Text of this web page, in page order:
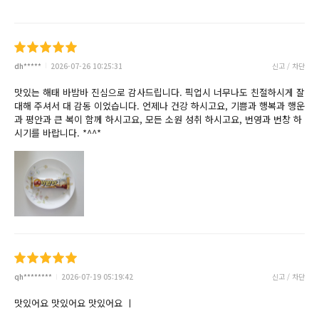
dh***** 2026-07-26 10:25:31 신고 / 차단
맛있는 해태 바밤바 진심으로 감사드립니다. 픽업시 너무나도 친절하시게 잘
대해 주셔서 대 감동 이었습니다. 언제나 건강 하시고요, 기쁨과 행복과 행운
과 평안과 큰 복이 함께 하시고요, 모든 소원 성취 하시고요, 번영과 번창 하
시기를 바랍니다. *^^*
qh******** 2026-07-19 05:19:42 신고 / 차단
맛있어요 맛있어요 맛있어요 ㅣ